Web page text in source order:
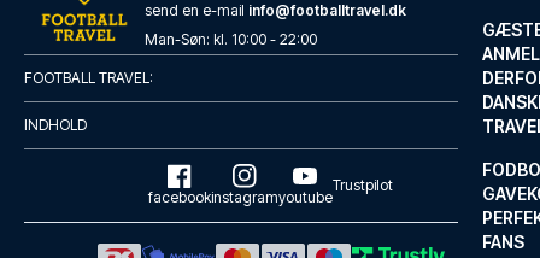
FANS
voco Grand Central Glasgow by IHG
Voco Grand Central Glasgow by ...
LÆS MERE OM HOTELLET
send en e-mail info@footballtravel.dk
Man-Søn: kl. 10:00 - 22:00
FOOTBALL TRAVEL:
INDHOLD
facebookinstagramyoutube
Trustpilot